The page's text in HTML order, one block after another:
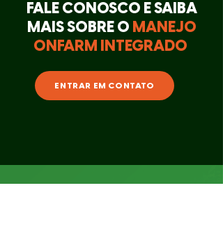
FALE CONOSCO E SAIBA
MAIS SOBRE O MANEJO
ONFARM INTEGRADO
ENTRAR EM CONTATO